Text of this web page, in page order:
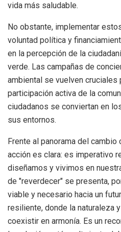
vida más saludable.
No obstante, implementar
voluntad política y
en la percepción de la
verde. Las campañas de
ambiental se vuelven cruciales
participación activa de la
ciudadanos se conviertan en
sus entornos.
Frente al panorama del
acción es clara: es imperativo
diseñamos y vivimos en
de "reverdecer" se presenta,
viable y necesario hacia un
resiliente, donde la naturaleza
coexistir en armonía. Es un